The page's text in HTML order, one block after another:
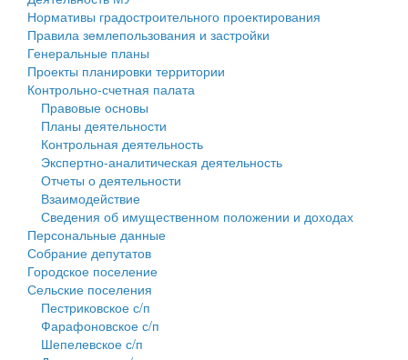
Генеральные планы
Проекты планировки территории
Собрание депутатов
Городское поселение
Сельские поселения
Нормативы градостроительного проектирования
Правила землепользования и застройки
Генеральные планы
Проекты планировки территории
Контрольно-счетная палата
Правовые основы
Планы деятельности
Контрольная деятельность
Экспертно-аналитическая деятельность
Отчеты о деятельности
Взаимодействие
Сведения об имущественном положении и доходах
Персональные данные
Собрание депутатов
Городское поселение
Сельские поселения
Пестриковское с/п
Фарафоновское с/п
Шепелевское с/п